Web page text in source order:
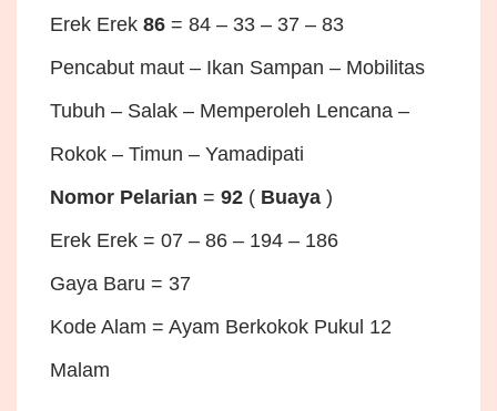
Erek Erek 86 = 84 – 33 – 37 – 83
Pencabut maut – Ikan Sampan – Mobilitas
Tubuh – Salak – Memperoleh Lencana –
Rokok – Timun – Yamadipati
Nomor Pelarian = 92 ( Buaya )
Erek Erek = 07 – 86 – 194 – 186
Gaya Baru = 37
Kode Alam = Ayam Berkokok Pukul 12
Malam